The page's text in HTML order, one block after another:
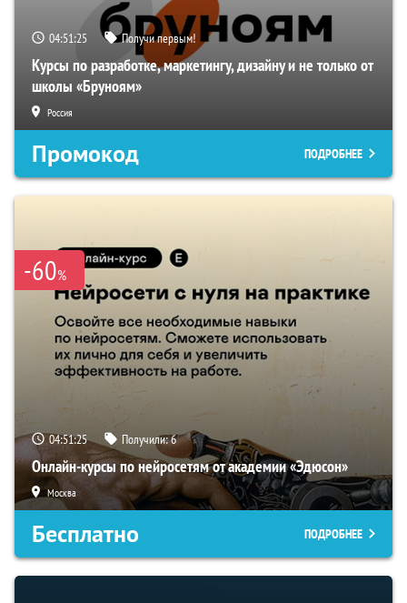
04:51:24 Получи первым!
Курсы по разработке, маркетингу, дизайну и не только от
школы «Бруноям»
Россия
Промокод ПОДРОБНЕЕ
-60%
04:51:24 Получили:6
Онлайн-курсы по нейросетям от академии «Эдюсон»
Москва
Бесплатно ПОДРОБНЕЕ